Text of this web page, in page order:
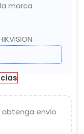
marca
obtenga envío